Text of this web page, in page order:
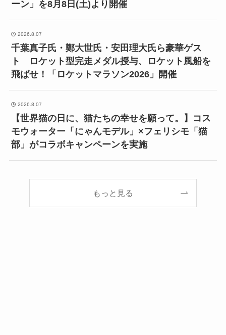
ーン」を8月8日(土)より開催
2026.8.07
千葉真子氏・鄭大世氏・安田理大氏ら豪華ゲス
ト ロケット型完走メダル授与、ロケット風船を
飛ばせ！「ロケットマラソン2026」開催
2026.8.07
【世界猫の日に、猫たちの幸せを願って。】コス
モウォーター「にゃんモデル」×フェリシモ「猫
部」がコラボキャンペーンを実施
もっと見る